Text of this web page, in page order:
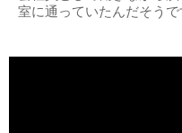
室に通っていたんだそうで